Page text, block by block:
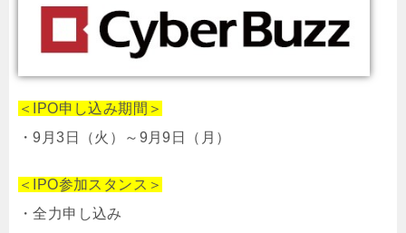
＜IPO申し込み期間＞
・9月3日（火）～9月9日（月）
＜IPO参加スタンス＞
・全力申し込み